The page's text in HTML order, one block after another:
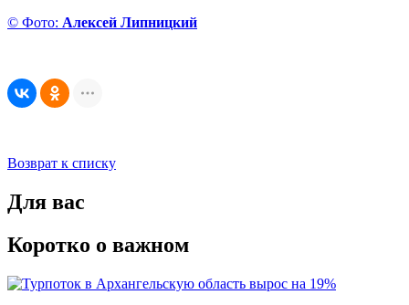
© Фото: Алексей Липницкий
Возврат к списку
Для вас
Коротко о важном